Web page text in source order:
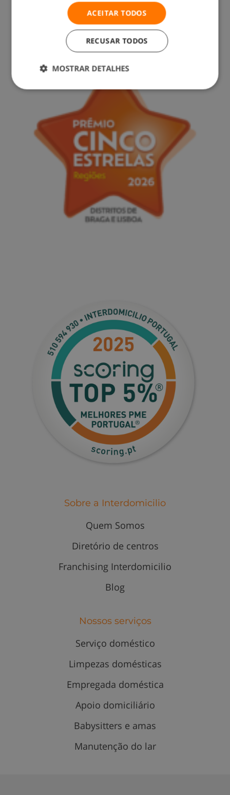
(chamada para rede fixa nacional)
Sobre a Interdomicilio
Quem Somos
Diretório de centros
Franchising Interdomicilio
Blog
Nossos serviços
Serviço doméstico
Limpezas domésticas
Empregada doméstica
Apoio domiciliário
Babysitters e amas
Manutenção do lar
ACEITAR TODOS
RECUSAR TODOS
MOSTRAR DETALHES